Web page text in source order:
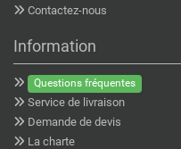
Contactez-nous
Information
Questions fréquentes
Service de livraison
Demande de devis
La charte